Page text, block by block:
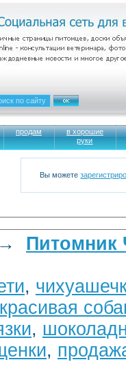
продам
в хорошие
руки
Вы можете
→ Питомник
,
красивая
,
,